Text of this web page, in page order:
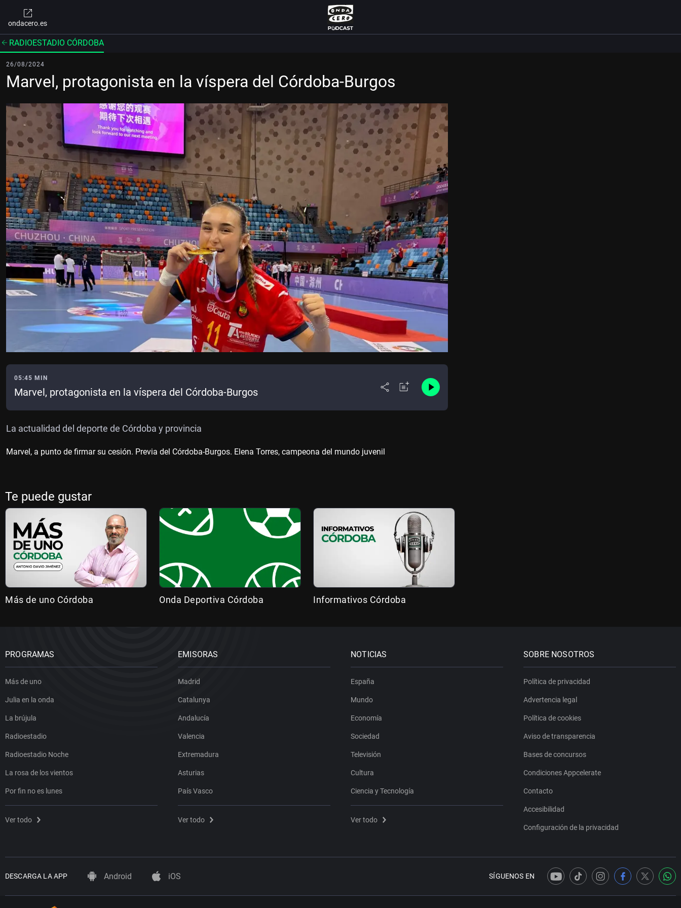
ondacero.es
RADIOESTADIO CÓRDOBA
26/08/2024
Marvel, protagonista en la víspera del Córdoba-Burgos
05:45 MIN
Marvel, protagonista en la víspera del Córdoba-Burgos
La actualidad del deporte de Córdoba y provincia
Marvel, a punto de firmar su cesión. Previa del Córdoba-Burgos. Elena Torres, campeona del mundo juvenil
Te puede gustar
Más de uno Córdoba Onda Deportiva Córdoba Informativos Córdoba
PROGRAMAS
Más de uno
Julia en la onda
La brújula
Radioestadio
Radioestadio Noche
La rosa de los vientos
Por fin no es lunes
Ver todo
EMISORAS
Madrid
Catalunya
Andalucía
Valencia
Extremadura
Asturias
País Vasco
Ver todo
NOTICIAS
España
Mundo
Economía
Sociedad
Televisión
Cultura
Ciencia y Tecnología
Ver todo
SOBRE NOSOTROS
Política de privacidad
Advertencia legal
Política de cookies
Aviso de transparencia
Bases de concursos
Condiciones Appcelerate
Contacto
Accesibilidad
Configuración de la privacidad
DESCARGA LA APP Android iOS SÍGUENOS EN